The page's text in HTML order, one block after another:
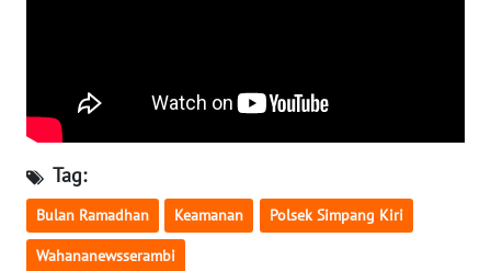
Tag:
Bulan Ramadhan Keamanan Polsek Simpang Kiri
Wahananewsserambi
SUMSEL
BENGKULU
WN
LAMPUNG